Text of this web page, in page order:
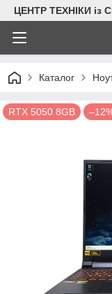
ЦЕНТР ТЕХНІКИ із
Каталог
RTX 5050 8GB